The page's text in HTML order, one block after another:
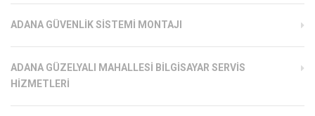
ADANA GÜVENLIK SISTEMI MONTAJI
ADANA GÜZELYALI MAHALLESI BILGISAYAR SERVIS
HIZMETLERI